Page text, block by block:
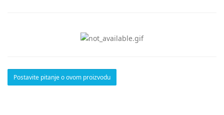
Postavite pitanje o ovom proizvodu